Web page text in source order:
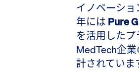
イノベーシ
年には Pure
を活用したプ
MedTech企
計されていま